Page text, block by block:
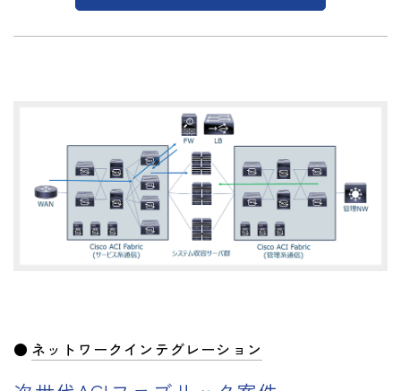
ネットワークインテグレーション